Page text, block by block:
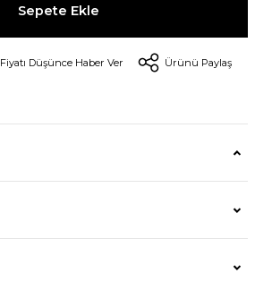
Sepete Ekle
Fiyatı Düşünce Haber Ver Ürünü Paylaş